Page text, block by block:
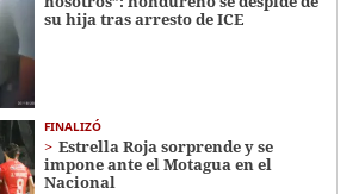
su hija tras arresto de ICE
FINALIZÓ
Estrella Roja sorprende y se
impone ante el Motagua en el
Nacional